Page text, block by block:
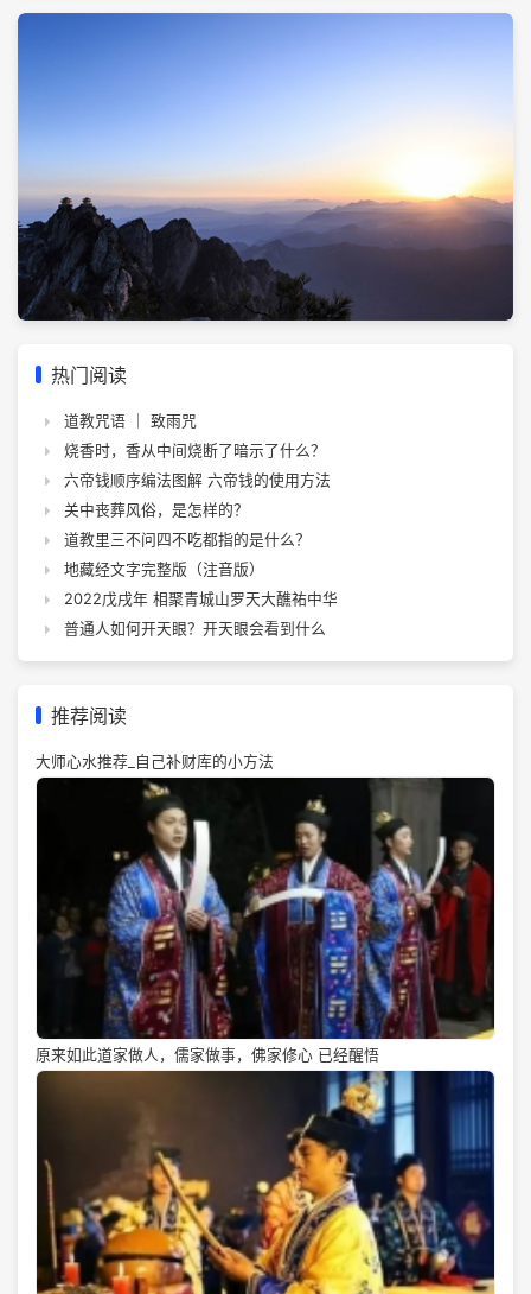
热门阅读
道教咒语 ｜ 致雨咒
烧香时，香从中间烧断了暗示了什么？
六帝钱顺序编法图解 六帝钱的使用方法
关中丧葬风俗，是怎样的？
道教里三不问四不吃都指的是什么？
地藏经文字完整版（注音版）
2022戊戌年 相聚青城山罗天大醮祐中华
普通人如何开天眼？开天眼会看到什么
推荐阅读
大师心水推荐_自己补财库的小方法
原来如此道家做人，儒家做事，佛家修心 已经醒悟